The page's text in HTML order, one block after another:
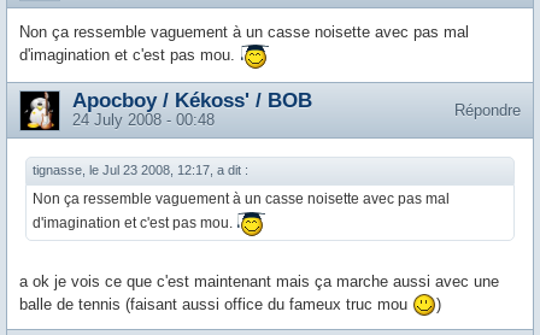
Non ça ressemble vaguement à un casse noisette avec pas mal
d'imagination et c'est pas mou.
Répondre
Apocboy / Kékoss' / BOB
24 July 2008 - 00:48
tignasse, le Jul 23 2008, 12:17, a dit :
Non ça ressemble vaguement à un casse noisette avec pas mal
d'imagination et c'est pas mou.
a ok je vois ce que c'est maintenant mais ça marche aussi avec une
balle de tennis (faisant aussi office du fameux truc mou
)